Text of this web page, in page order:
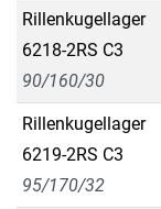
Rillenkugellager
6218-2RS C3
90/160/30
Rillenkugellager
6219-2RS C3
95/170/32